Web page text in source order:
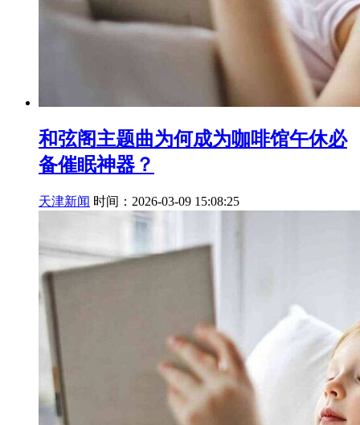
和弦阁主题曲为何成为咖啡馆午休必
备催眠神器？
天津新闻 时间：2026-03-09 15:08:25